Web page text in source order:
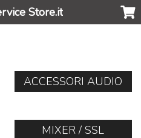
Store.it
ACCESSORI AUDIO
MIXER / SSL